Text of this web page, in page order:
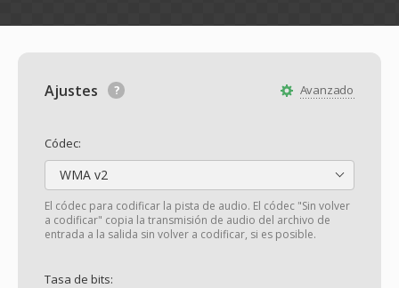
Avanzado
Ajustes
Códec:
WMA v2
El códec para codificar la pista de audio. El códec "Sin volver
a codificar" copia la transmisión de audio del archivo de
entrada a la salida sin volver a codificar, si es posible.
Tasa de bits: